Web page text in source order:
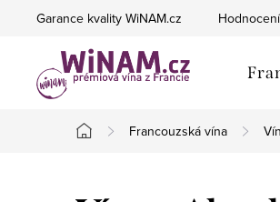
Garance kvality WiNAM.cz
Domů
Francouzská vína